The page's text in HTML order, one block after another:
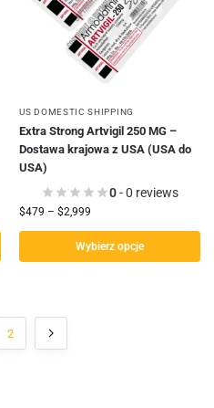
US DOMESTIC SHIPPING
Extra Strong Artvigil 250 MG –
Dostawa krajowa z USA (USA do
USA)
0- 0 reviews
$479 – $2,999
Wybierz opcje
2